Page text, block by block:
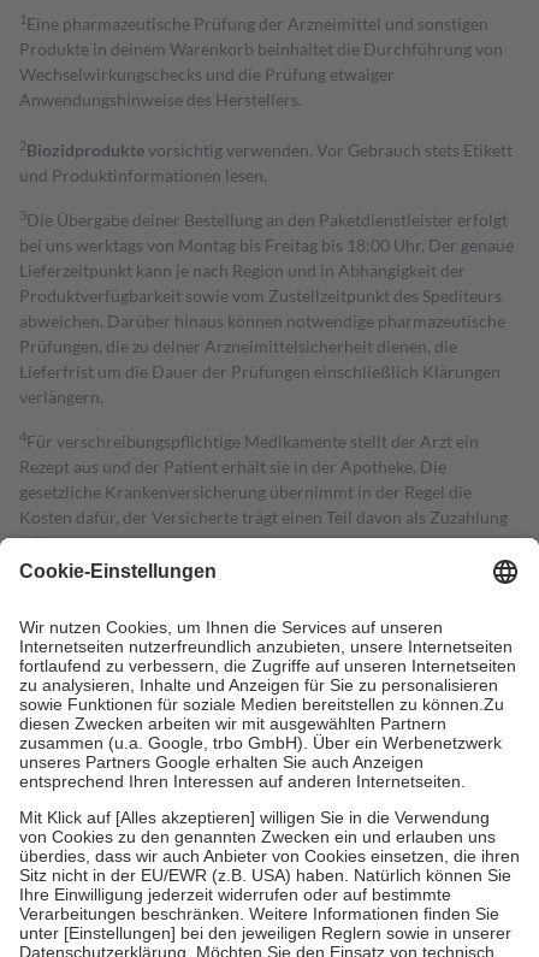
1 Eine pharmazeutische Prüfung der Arzneimittel und sonstigen
Produkte in deinem Warenkorb beinhaltet die Durchführung von
Wechselwirkungschecks und die Prüfung etwaiger
Anwendungshinweise des Herstellers.
2Biozidproduktevorsichtig verwenden. Vor Gebrauch stets Etikett
und Produktinformationen lesen.
3Die Übergabe deiner Bestellung an den Paketdienstleister erfolgt
bei uns werktags von Montag bis Freitag bis 18:00 Uhr. Der genaue
Lieferzeitpunkt kann je nach Region und in Abhängigkeit der
Produktverfügbarkeit sowie vom Zustellzeitpunkt des Spediteurs
abweichen. Darüber hinaus können notwendige pharmazeutische
Prüfungen, die zu deiner Arzneimittelsicherheit dienen, die
Lieferfrist um die Dauer der Prüfungen einschließlich Klärungen
verlängern.
4Für verschreibungspflichtige Medikamente stellt der Arzt ein
Rezept aus und der Patient erhält sie in der Apotheke. Die
gesetzliche Krankenversicherung übernimmt in der Regel die
Kosten dafür, der Versicherte trägt einen Teil davon als Zuzahlung
mit.
Grundsätzlich leisten Mitglieder Zuzahlungen in Höhe von zehn
höchstens zehn Euro.
Es sind jedoch nie mehr als die tatsächlichen
Kosten der Leistung zu entrichten.
Diese Regeln gelten grundsätzlich auch für Online-Apotheken.
Bei Heilmitteln und häuslicher Krankenpflege beträgt die
Zuzahlung zehn Prozent der Kosten sowie zehn Euro je
Verordnung.
Um das Engagement der Versicherten für ihre eigene Gesundheit zu
stärken und die besondere Stellung der Familie zu unterstützen,
fallenkeine Zuzahlungenan bei:
• Kindern und Jugendlichen bis zum vollendeten 18. Lebensjahr
mit Ausnahme der Fahrkosten
• Untersuchungen zur Vorsorge und Früherkennung, die von der
GKV getragen werden
• empfohlenen Schutzimpfungen